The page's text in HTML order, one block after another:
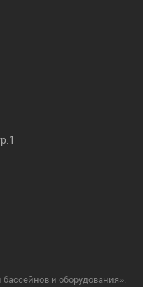
и оборудования».